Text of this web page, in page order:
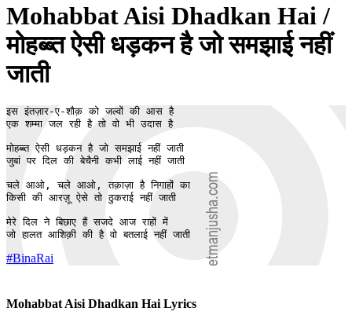
Mohabbat Aisi Dhadkan Hai /
मोहब्ब्त ऐसी धड़कन है जो समझाई नहीं
जाती
इस इंतज़ार-ए-शौक़ को जल्वों की आस है
एक शम्मा जल रही है तो वो भी उदास है
मोहब्ब्त ऐसी धड़कन है जो समझाई नहीं जाती
जुबां पर दिल की बेचैनी कभी लाई नहीं जाती
चले आओ, चले आओ, तक़ाज़ा है निगाहों का
किसी की आरज़ू ऐसे तो ठुकराई नहीं जाती
मेरे दिल ने बिछाए हैं सजदे आज राहों में
जो हालत आशिक़ी की है वो बतलाई नहीं जाती
#BinaRai
Mohabbat Aisi Dhadkan Hai Lyrics